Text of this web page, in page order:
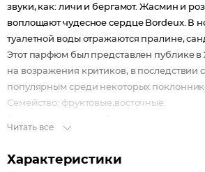
звуки, как: личи и бергамот. Жасмин и
воплощают чудесное сердце Bordeux. В
туалетной воды отражаются пралине,
Этот парфюм был представлен публике в
на возражения критиков, в последствии
популярным среди некоторых
Семейство: фруктовые,восточные.
Читать все
Характеристики